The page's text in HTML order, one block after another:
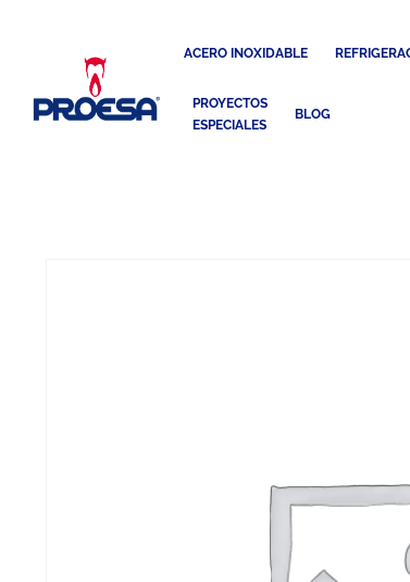
ACERO INOXIDABLE
PROYECTOS
ESPECIALES
BLOG